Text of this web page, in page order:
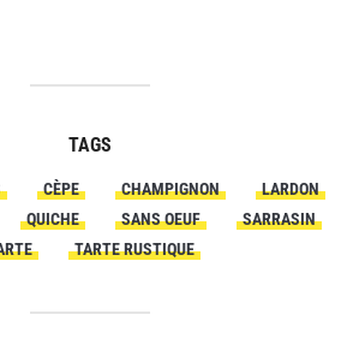
TAGS
CÈPE CHAMPIGNON
LARDON
QUICHE SANS OEUF
SARRASIN
TARTE RUSTIQUE